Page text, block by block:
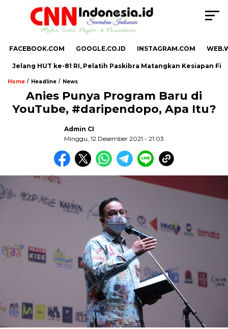
FACEBOOK.COM GOOGLE.CO.ID INSTAGRAM.COM
Jelang HUT ke-81 RI, Pelatih Paskibra Matangkan Kesiapan Fisik
Home / Headline / News
Anies Punya Program Baru di
YouTube, #daripendopo, Apa Itu?
Admin CI
Minggu, 12 Desember 2021 - 21:03
,